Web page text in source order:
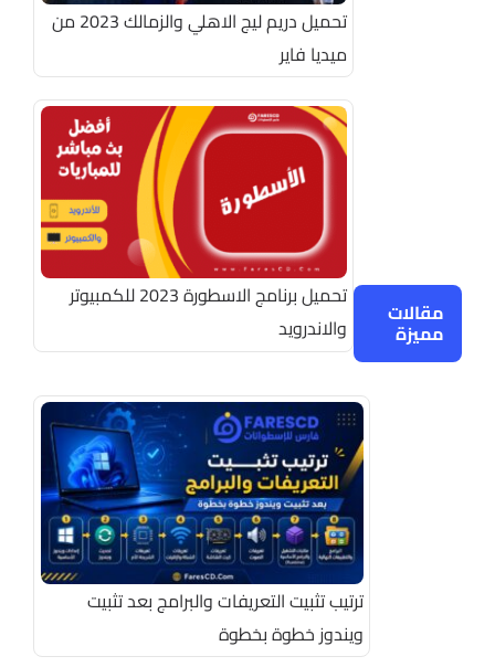
مقالات
مميزة
تحميل دريم ليج الاهلي والزمالك 2023 من
ميديا فاير
تحميل برنامج الاسطورة 2023 للكمبيوتر
والاندرويد
ترتيب تثبيت التعريفات والبرامج بعد تثبيت
ويندوز خطوة بخطوة